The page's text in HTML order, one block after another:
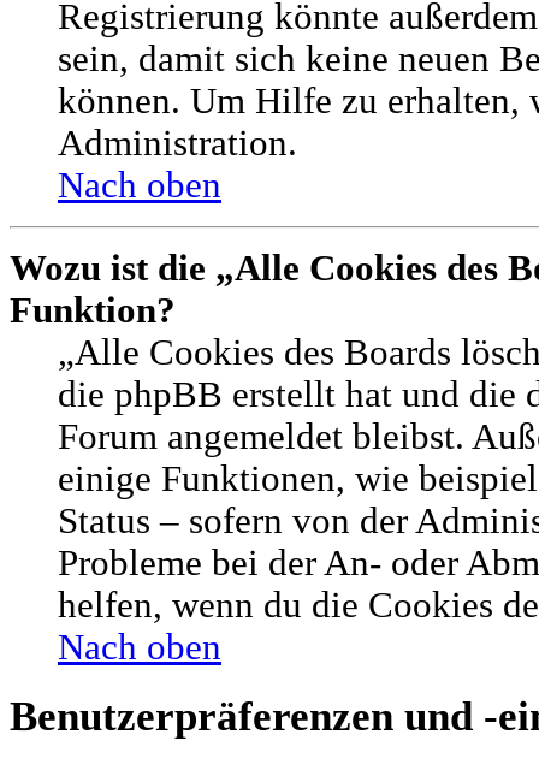
Registrierung könnte
sein, damit sich keine neuen
können. Um Hilfe zu erhalten,
Administration.
Nach oben
Wozu ist die „Alle Cookies des
Funktion?
„Alle Cookies des Boards
die phpBB erstellt hat und die
Forum angemeldet bleibst.
einige Funktionen, wie
Status – sofern von der
Probleme bei der An- oder
helfen, wenn du die Cookies
Nach oben
Benutzerpräferenzen und -